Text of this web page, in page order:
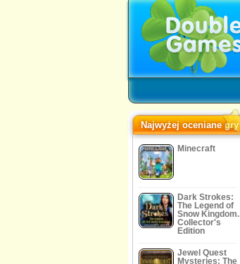
Najwyżej oceniane gry
Minecraft
Dark Strokes:
The Legend of
Snow Kingdom.
Collector's
Edition
Jewel Quest
Mysteries: The